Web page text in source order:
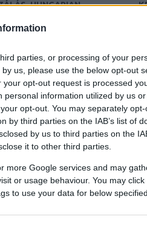
parties, or processing of your
us, please use the below opt-out
opt-out request is processed
information utilized by us
opt-out. You may separately
by third parties on the IAB’s list of
by us to third parties on the
it to other third parties.
more Google services and may
or usage behaviour. You may
to use your data for below
HUNGARIAN
BUDAPEST
down
reblog
in Cork
budapest
legolcsobb
A